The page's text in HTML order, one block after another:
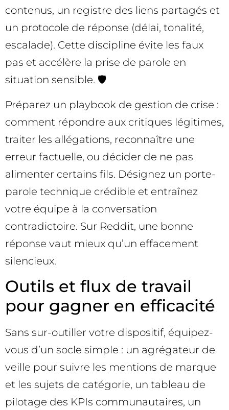
contenus, un registre des liens partagés et
un protocole de réponse (délai, tonalité,
escalade). Cette discipline évite les faux
pas et accélère la prise de parole en
situation sensible. 🛡️
Préparez un playbook de gestion de crise :
comment répondre aux critiques légitimes,
traiter les allégations, reconnaître une
erreur factuelle, ou décider de ne pas
alimenter certains fils. Désignez un porte-
parole technique crédible et entraînez
votre équipe à la conversation
contradictoire. Sur Reddit, une bonne
réponse vaut mieux qu’un effacement
silencieux.
Outils et flux de travail
pour gagner en efficacité
Sans sur-outiller votre dispositif, équipez-
vous d’un socle simple : un agrégateur de
veille pour suivre les mentions de marque
et les sujets de catégorie, un tableau de
pilotage des KPIs communautaires, un